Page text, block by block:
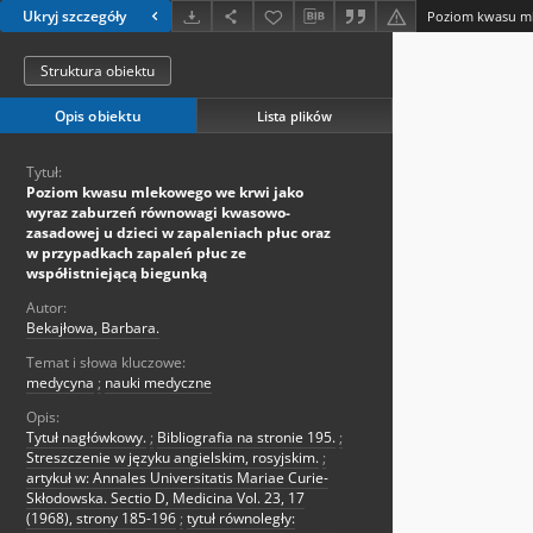
Ukryj szczegóły
Struktura obiektu
Opis obiektu Lista plików
Tytuł:
Poziom kwasu mlekowego we krwi jako
wyraz zaburzeń równowagi kwasowo-
zasadowej u dzieci w zapaleniach płuc oraz
w przypadkach zapaleń płuc ze
współistniejącą biegunką
Autor:
Bekajłowa, Barbara.
Temat i słowa kluczowe:
medycyna ; nauki medyczne
Opis:
Tytuł nagłówkowy. ; Bibliografia na stronie 195. ;
Streszczenie w języku angielskim, rosyjskim. ;
artykuł w: Annales Universitatis Mariae Curie-
Skłodowska. Sectio D, Medicina Vol. 23, 17
(1968), strony 185-196 ; tytuł równoległy: